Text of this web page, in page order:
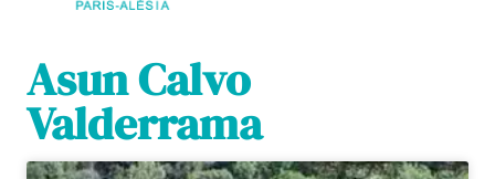
Asun Calvo
Valderrama